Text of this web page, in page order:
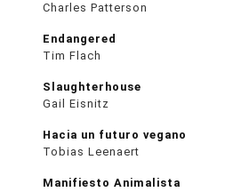
Charles Patterson
Endangered
Tim Flach
Slaughterhouse
Gail Eisnitz
Hacia un futuro vegano
Tobias Leenaert
Manifiesto Animalista